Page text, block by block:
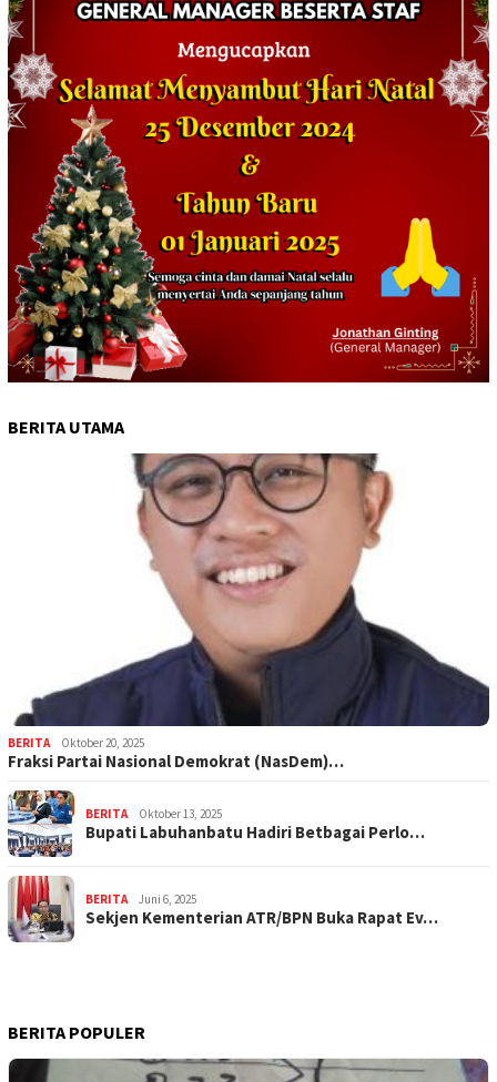
BERITA UTAMA
BERITA Oktober 20, 2025
Fraksi Partai Nasional Demokrat (NasDem)…
BERITA Oktober 13, 2025
Bupati Labuhanbatu Hadiri Betbagai Perlo…
BERITA Juni 6, 2025
Sekjen Kementerian ATR/BPN Buka Rapat Ev…
BERITA POPULER